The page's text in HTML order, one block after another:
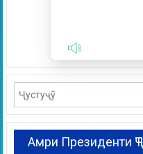
Амри Президенти ҶТ